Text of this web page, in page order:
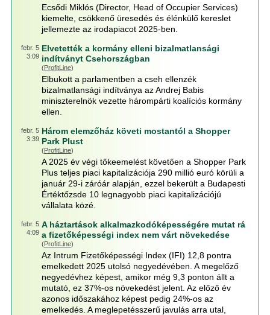
Ecsődi Miklós (Director, Head of Occupier Services)
kiemelte, csökkenő üresedés és élénkülő kereslet
jellemezte az irodapiacot 2025-ben.
febr. 5
3:09
Elvetették a kormány elleni bizalmatlansági
indítványt Csehországban
(ProfitLine)
Elbukott a parlamentben a cseh ellenzék
bizalmatlansági indítványa az Andrej Babis
miniszterelnök vezette hárompárti koalíciós kormány
ellen.
febr. 5
3:39
Három elemzőház követi mostantól a Shopper
Park Plust
(ProfitLine)
A 2025 év végi tőkeemelést követően a Shopper Park
Plus teljes piaci kapitalizációja 290 millió euró körüli a
január 29-i záróár alapján, ezzel bekerült a Budapesti
Értéktőzsde 10 legnagyobb piaci kapitalizációjú
vállalata közé.
febr. 5
4:09
A háztartások alkalmazkodóképességére mutat rá
a fizetőképességi index nem várt növekedése
(ProfitLine)
Az Intrum Fizetőképességi Index (IFI) 12,8 pontra
emelkedett 2025 utolsó negyedévében. A megelőző
negyedévhez képest, amikor még 9,3 ponton állt a
mutató, ez 37%-os növekedést jelent. Az előző év
azonos időszakához képest pedig 24%-os az
emelkedés. A meglepetésszerű javulás arra utal,